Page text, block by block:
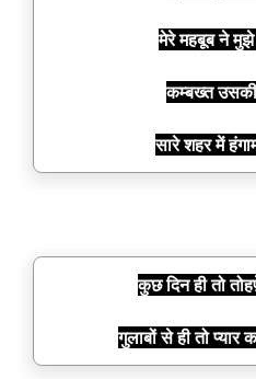
मेरे महबूब ने
कम्बख्त
सारे शहर में
कुछ दिन ही तो
गुलाबों से ही तो